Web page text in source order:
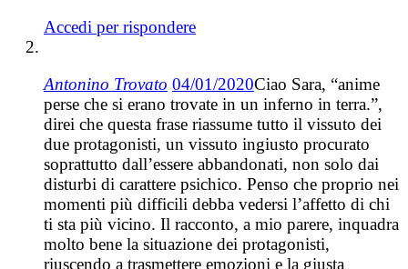
Accedi per rispondere
Antonino Trovato 04/01/2020Ciao Sara, “anime
perse che si erano trovate in un inferno in terra.”,
direi che questa frase riassume tutto il vissuto dei
due protagonisti, un vissuto ingiusto procurato
soprattutto dall’essere abbandonati, non solo dai
disturbi di carattere psichico. Penso che proprio nei
momenti più difficili debba vedersi l’affetto di chi
ti sta più vicino. Il racconto, a mio parere, inquadra
molto bene la situazione dei protagonisti,
riuscendo a trasmettere emozioni e la giusta